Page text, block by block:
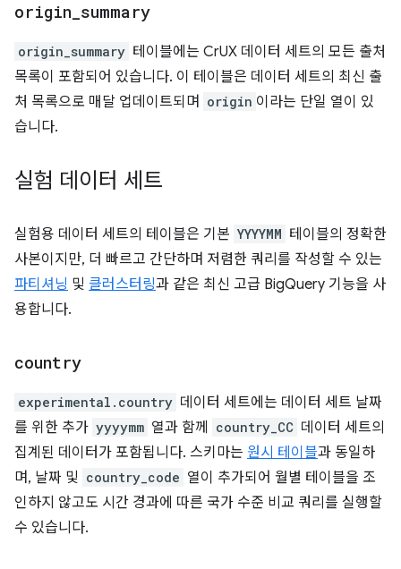
origin summary
origin_summary 테이블에는 CrUX 데이터 세트의 모든 출처
목록이 포함되어 있습니다. 이 테이블은 데이터 세트의 최신 출
처 목록으로 매달 업데이트되며
origin 이라는 단일 열이 있
습니다.
실험 데이터 세트
실험용 데이터 세트의 테이블은 기본 YYYYMM 테이블의 정확한
사본이지만, 더 빠르고 간단하며 저렴한 쿼리를 작성할 수 있는
파티셔닝 및 클러스터링과 같은 최신 고급 BigQuery 기능을 사
용합니다.
country
experimental.country 데이터 세트에는 데이터 세트 날짜
를 위한 추가 yyyymm 열과 함께 country_CC 데이터 세트의
집계된 데이터가 포함됩니다. 스키마는 원시 테이블과 동일하
며, 날짜 및 country_code 열이 추가되어 월별 테이블을 조
인하지 않고도 시간 경과에 따른 국가 수준 비교 쿼리를 실행할
수 있습니다.